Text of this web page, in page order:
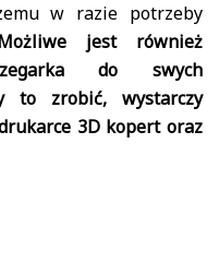
w razie potrzeby
jest również
do swych
to zrobić, wystarczy
3D kopert oraz